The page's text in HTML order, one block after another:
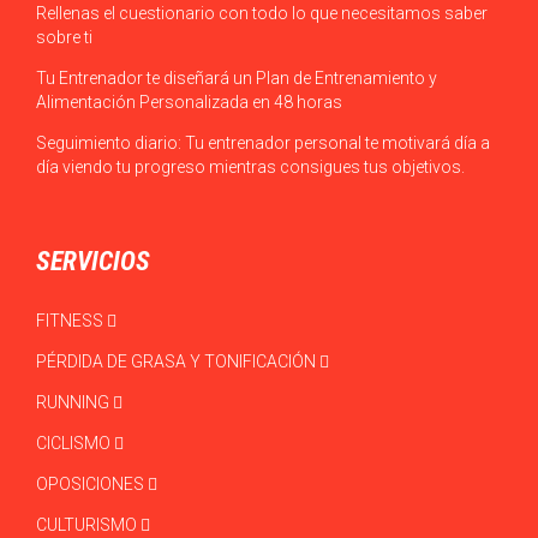
Rellenas el cuestionario con todo lo que necesitamos saber
sobre ti
Tu Entrenador te diseñará un Plan de Entrenamiento y
Alimentación Personalizada en 48 horas
Seguimiento diario: Tu entrenador personal te motivará día a
día viendo tu progreso mientras consigues tus objetivos.
SERVICIOS
FITNESS
PÉRDIDA DE GRASA Y TONIFICACIÓN
RUNNING
CICLISMO
OPOSICIONES
CULTURISMO